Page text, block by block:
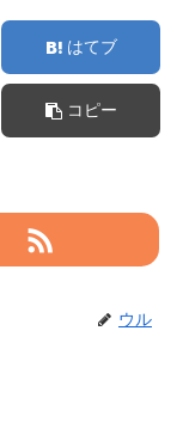
はてブ
コピー
ウル